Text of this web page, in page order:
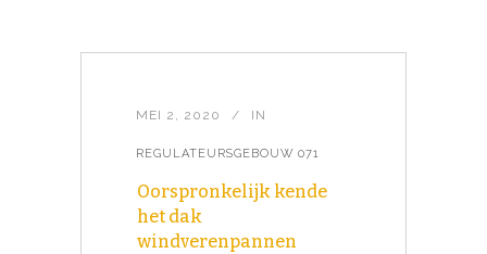
MEI 2, 2020 IN
REGULATEURSGEBOUW 071
Oorspronkelijk kende
het dak
windverenpannen